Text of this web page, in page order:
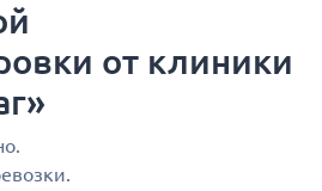
от клиники